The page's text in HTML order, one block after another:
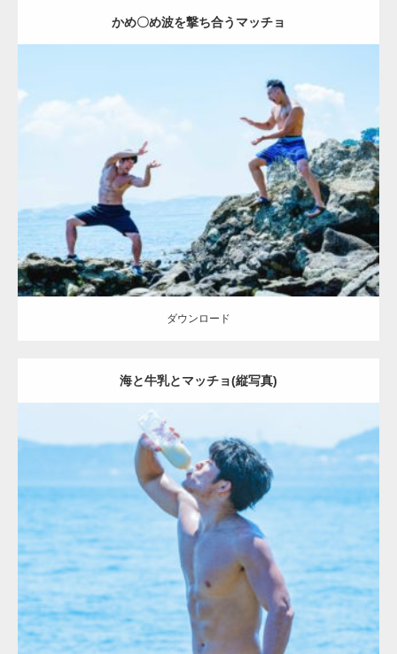
かめ〇め波を撃ち合うマッチョ
Category:海のマッチョ2 外資系筋肉 闘うマッチョ
ダウンロード
ダウンロード
海と牛乳とマッチョ(縦写真)
Update:2023.09.6
Category:海のマッチョ2 inori
ダウンロード